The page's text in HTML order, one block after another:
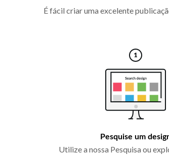
É fácil criar uma excelente
Pesquise um
Utilize a nossa Pesquisa ou